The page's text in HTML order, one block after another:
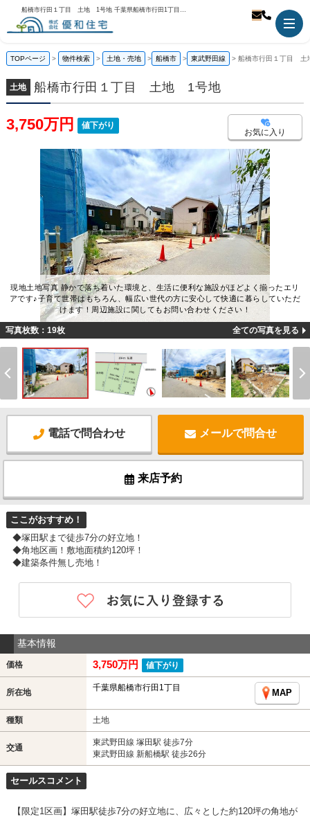
船橋市行田１丁目 土地 1号地 千葉県船橋市行田1丁目｜3,750万円の土地｜株式会社優和住宅
TOPページ 物件検索 土地・売地 船橋市 東武野田線 船橋市行田１丁目
土地 船橋市行田１丁目 土地 1号地
3,750万円 値下がり
お気に入り
現地土地写真 静かで落ち着いた環境と、生活に便利な施設がほどよく揃ったエリ
アです♪子育て世帯はもちろん、幅広い世代の方に安心して快適に暮らしていただ
けます！周辺施設に関してもお問い合わせください！
写真枚数：19枚 全ての写真を見る
電話で問合わせ メールで問合せ
来店予約
ここがおすすめ！
◆塚田駅まで徒歩7分の好立地！
◆角地区画！敷地面積約120坪！
◆建築条件無し売地！
基本情報
価格 3,750万円 値下がり
所在地 千葉県船橋市行田1丁目
MAP
種類 土地
交通
東武野田線 塚田駅 徒歩7分
東武野田線 新船橋駅 徒歩26分
セールスコメント
【限定1区画】塚田駅徒歩7分の好立地に、広々とした約120坪の角地が